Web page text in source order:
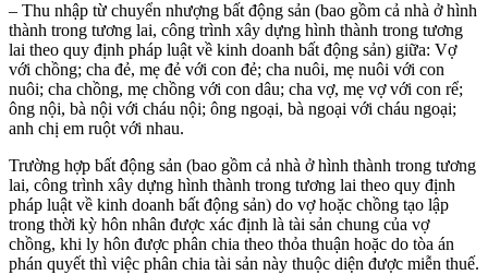
– Thu nhập từ chuyển nhượng bất động sản (bao gồm cả nhà ở hình
thành trong tương lai, công trình xây dựng hình thành trong tương
lai theo quy định pháp luật về kinh doanh bất động sản) giữa: Vợ
với chồng; cha đẻ, mẹ đẻ với con đẻ; cha nuôi, mẹ nuôi với con
nuôi; cha chồng, mẹ chồng với con dâu; cha vợ, mẹ vợ với con rể;
ông nội, bà nội với cháu nội; ông ngoại, bà ngoại với cháu ngoại;
anh chị em ruột với nhau.
Trường hợp bất động sản (bao gồm cả nhà ở hình thành trong tương
lai, công trình xây dựng hình thành trong tương lai theo quy định
pháp luật về kinh doanh bất động sản) do vợ hoặc chồng tạo lập
trong thời kỳ hôn nhân được xác định là tài sản chung của vợ
chồng, khi ly hôn được phân chia theo thỏa thuận hoặc do tòa án
phán quyết thì việc phân chia tài sản này thuộc diện được miễn thuế.